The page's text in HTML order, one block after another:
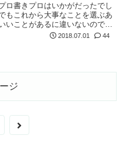
ロ書きプロはいかがだったでし
もこれから大事なことを選ぶあ
ことがあるに違いないのでつ
までお休みです。是非それま
2018.07.01 44
ジ
次